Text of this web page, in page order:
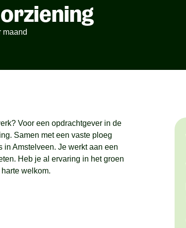
maand
Voor een opdrachtgever in de
Samen met een vaste ploeg
Amstelveen. Je werkt aan een
Heb je al ervaring in het groen
welkom.